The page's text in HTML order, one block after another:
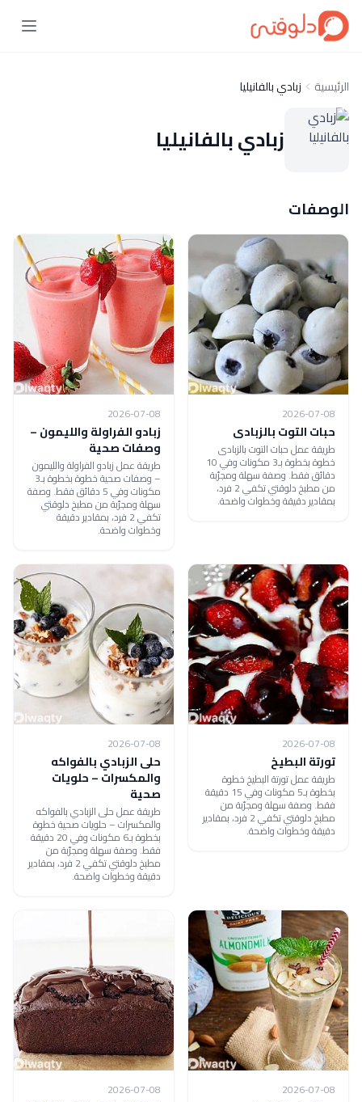
الرئيسية زبادي بالفانيليا
زبادي بالفانيليا
الوصفات
2026-07-08
حبات التوت بالزبادى
طريقة عمل حبات التوت بالزبادى
خطوة بخطوة بـ3 مكونات وفي 10
دقائق فقط. وصفة سهلة ومجرّبة
من مطبخ دلوقتي تكفي 2 فرد،
بمقادير دقيقة وخطوات واضحة.
2026-07-08
زبادو الفراولة والليمون –
وصفات صحية
طريقة عمل زبادو الفراولة والليمون
– وصفات صحية خطوة بخطوة بـ3
مكونات وفي 5 دقائق فقط. وصفة
سهلة ومجرّبة من مطبخ دلوقتي
تكفي 2 فرد، بمقادير دقيقة
وخطوات واضحة.
2026-07-08
تورتة البطيخ
طريقة عمل تورتة البطيخ خطوة
بخطوة بـ5 مكونات وفي 15 دقيقة
فقط. وصفة سهلة ومجرّبة من
مطبخ دلوقتي تكفي 2 فرد، بمقادير
دقيقة وخطوات واضحة.
2026-07-08
حلى الزبادي بالفواكه
والمكسرات – حلويات
صحية
طريقة عمل حلى الزبادي بالفواكه
والمكسرات – حلويات صحية خطوة
بخطوة بـ6 مكونات وفي 20 دقيقة
فقط. وصفة سهلة ومجرّبة من
مطبخ دلوقتي تكفي 2 فرد، بمقادير
دقيقة وخطوات واضحة.
2026-07-08
2026-07-08